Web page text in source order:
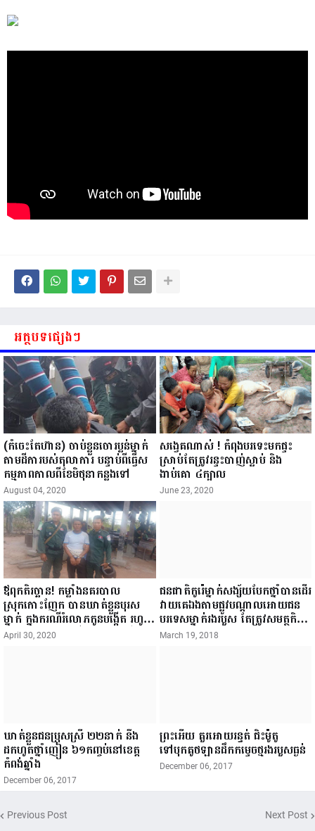
អត្ថបទផ្សេងៗ
(កំចេះតែហ៊ាន) ចាប់ខ្លួនចោរប្លន់ម្នាក់
តាមដីការបស់តុលាការ បន្ទាប់ពីធ្វើស
កម្មភាពកាលពីខែមិថុនាកន្លងទៅ
August 04, 2020
សង្វេគណាស់ ! កំពុងបរទេះមកផ្ទះ
ស្រាប់តែត្រូវរន្ទះបាញ់ស្លាប់ និង
ងាប់គោ ៤ក្បាល
June 23, 2020
ឪពុកតិរច្ឆាន! កម្លាំងនគរបាល
ស្រុកកោះញែក បានឃាត់ខ្លួនបុរស
ម្នាក់ ក្នុងករណីរំលោភកូនបង្កើត រហូត
មានកូនសម្រាល ទើបបែកការណ៍
April 30, 2020
ជនជាតិកូរ៉េម្នាក់សង្ស័យបែកថ្នាំបានដើរ
វាយគេឯងតាមផ្លូវបណ្ដាលអោយជន
បរទេសម្នាក់រងរបួស តែត្រូវសមត្ថកិច្ច
ឃាត់ខ្លួន
March 19, 2018
ឃាត់ខ្លួនជនប្រុសស្រី ២២នាក់ នឹង
ដកហូតថ្នាំញៀន ៦១កញ្ចប់នៅ​ខេត្ត​
កំពង់​ឆ្នាំង
December 06, 2017
ព្រះអើយ គួរអោយរន្ធត់ ជិះម៉ូតូ
ទៅបុកគូថឡានដឹកកម្ទេចថ្មរងរបួសធ្ងន់
December 06, 2017
Previous Post Next Post